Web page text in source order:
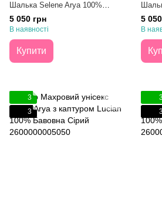
Шалька Selene Arya 100%
Бавовна Пудровий S
5 050 грн
В наявності
Купити
5
В
3
3